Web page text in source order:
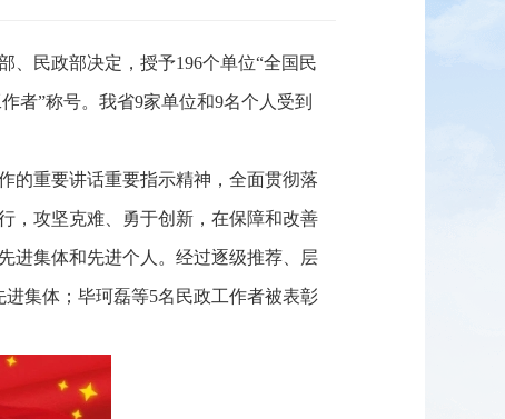
、民政部决定，授予196个单位“全国民
者”称号。我省9家单位和9名个人受到
的重要讲话重要指示精神，全面贯彻落
，攻坚克难、勇于创新，在保障和改善
进集体和先进个人。经过逐级推荐、层
集体；毕珂磊等5名民政工作者被表彰